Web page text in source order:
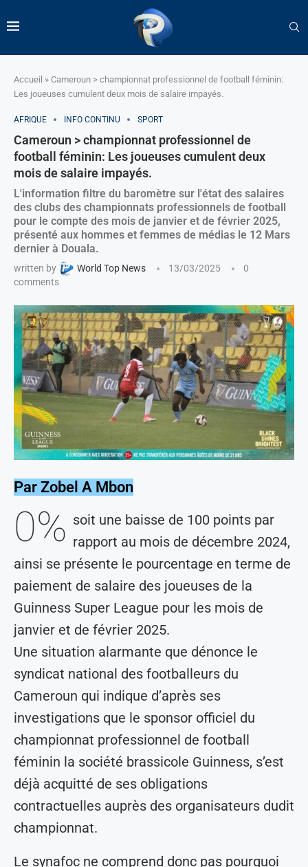
Accueil » Cameroun > championnat professionnel de football féminin:
Les joueuses cumulent deux mois de salaire impayés.
AFRIQUE INFO CONTINU SPORT
Cameroun > championnat professionnel de
football féminin: Les joueuses cumulent deux
mois de salaire impayés.
L'information filtre du baromètre sur l'état des salaires
des clubs des championnats professionnels de football
pour le compte des mois de janvier et de février 2025,
présenté aux hommes et femmes de médias le 12 Mars
dernier à Douala.
written by World Top News 13/03/2025
0
comments
Par Zobel A Mbon
0% soit une baisse de 100 points par
rapport au mois de décembre 2024,
ainsi se présente le pourcentage en terme de
paiement de salaire des joueuses de la
Guinness Super League pour les mois de
janvier et de février 2025.
Une situation alarmante que dénonce le
syndicat national des footballeurs du
Cameroun qui indique d’après ses
investigations que le sponsor officiel du
championnat professionnel de football
féminin la société brassicole Guinness, s’est
déjà acquitté de ses obligations
contractuelles auprès des organisateurs dudit
championnat.
Le synafoc ne comprend donc pas pourquoi